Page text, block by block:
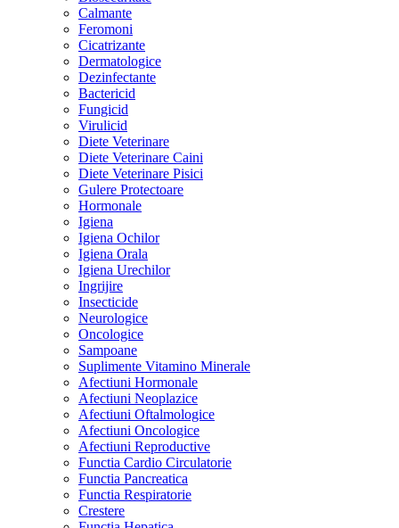
Calmante
Feromoni
Cicatrizante
Dermatologice
Dezinfectante
Bactericid
Fungicid
Virulicid
Diete Veterinare
Diete Veterinare Caini
Diete Veterinare Pisici
Gulere Protectoare
Hormonale
Igiena
Igiena Ochilor
Igiena Orala
Igiena Urechilor
Ingrijire
Insecticide
Neurologice
Oncologice
Sampoane
Suplimente Vitamino Minerale
Afectiuni Hormonale
Afectiuni Neoplazice
Afectiuni Oftalmologice
Afectiuni Oncologice
Afectiuni Reproductive
Functia Cardio Circulatorie
Functia Pancreatica
Functia Respiratorie
Crestere